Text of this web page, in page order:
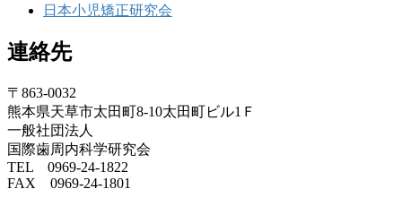
日本小児矯正研究会
連絡先
〒863-0032
熊本県天草市太田町8-10太田町ビル1Ｆ
一般社団法人
国際歯周内科学研究会
TEL 0969-24-1822
FAX 0969-24-1801